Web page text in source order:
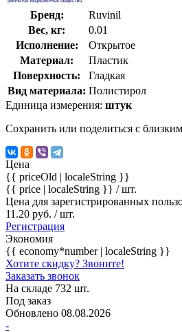
Бренд:
Ruvinil
Вес, кг:
0.01
Исполнение:
Открытое
Материал:
Пластик
Поверхность:
Гладкая
Вид материала: Полистирол
Единица измерения: штук
Сохранить или поделиться с
Цена
{{ priceOld | localeString }}
{{ price | localeString }} / шт.
Цена для зарегистрированных
11.20 руб. / шт.
Регистрация
Экономия
{{ economy*number | localeString }}
Хотите скидку? Звоните!
Заказать звонок
На складе 732 шт.
Под заказ
Обновлено 08.08.2026
-